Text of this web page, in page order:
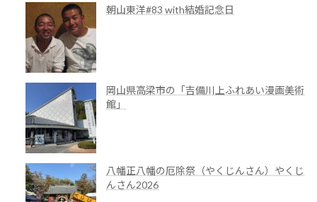
朝山東洋#83 with結婚記念日
岡山県高梁市の「吉備川上ふれあい漫画美術
館」
八幡正八幡の厄除祭（やくじんさん）やくじ
んさん2026